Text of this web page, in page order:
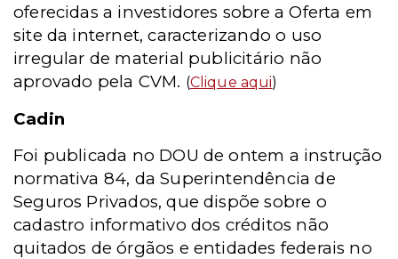
oferecidas a investidores sobre a Oferta em
site da internet, caracterizando o uso
irregular de material publicitário não
aprovado pela CVM. (Clique aqui)
Cadin
Foi publicada no DOU de ontem a instrução
normativa 84, da Superintendência de
Seguros Privados, que dispõe sobre o
cadastro informativo dos créditos não
quitados de órgãos e entidades federais no